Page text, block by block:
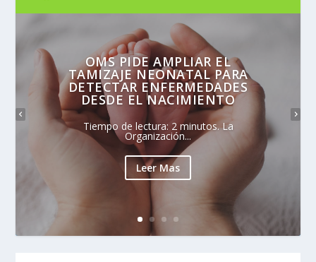
OMS PIDE AMPLIAR EL
TAMIZAJE NEONATAL PARA
DETECTAR ENFERMEDADES
DESDE EL NACIMIENTO
Tiempo de lectura: 2 minutos. La
Organización...
Leer Mas